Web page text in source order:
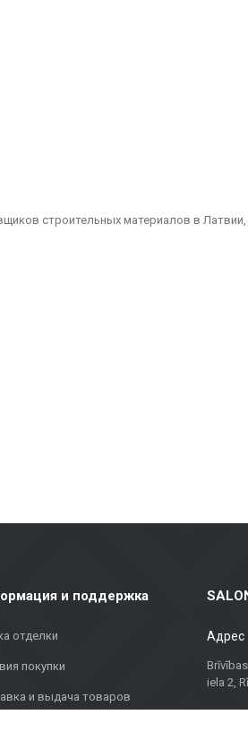
строительных материалов в
и поддержка
отделки
покупки
и выдача товаров
Адрес
iela 2,